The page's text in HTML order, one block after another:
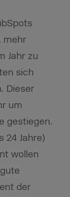
mehr
Jahr zu
sich
Dieser
um
gestiegen.
24 Jahre)
wollen
der